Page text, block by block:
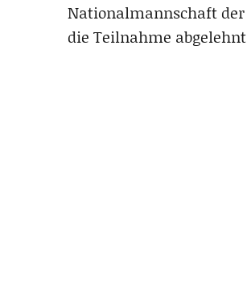
Nationalmannschaft der
die Teilnahme